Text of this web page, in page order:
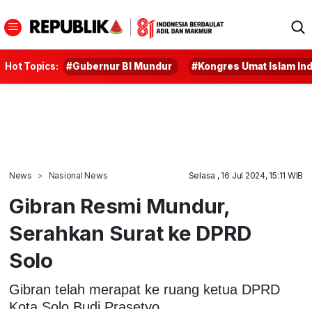
Hot Topics: #Gubernur BI Mundur #Kongres Umat Islam
News Nasional News Selasa , 16 Jul 2024, 15:11 WIB
Gibran Resmi Mundur,
Serahkan Surat ke DPRD
Solo
Gibran telah merapat ke ruang ketua DPRD